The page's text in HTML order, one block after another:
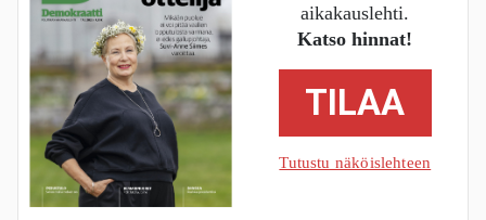
aikakauslehti.
Katso hinnat!
TILAA
Tutustu näköislehteen